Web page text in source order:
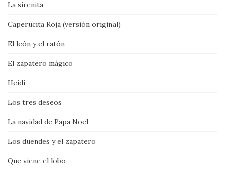
La sirenita
Caperucita Roja (versión original)
El león y el ratón
El zapatero mágico
Heidi
Los tres deseos
La navidad de Papa Noel
Los duendes y el zapatero
Que viene el lobo